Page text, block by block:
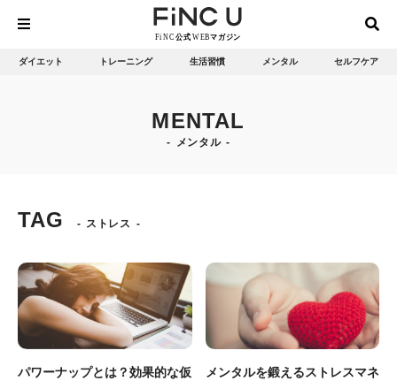
ダイエット トレーニング 生活習慣 メンタル セルフケア
MENTAL
メンタル
TAG ストレス
パワーナップとは？効果的な仮
メンタルを鍛えるストレスマネ